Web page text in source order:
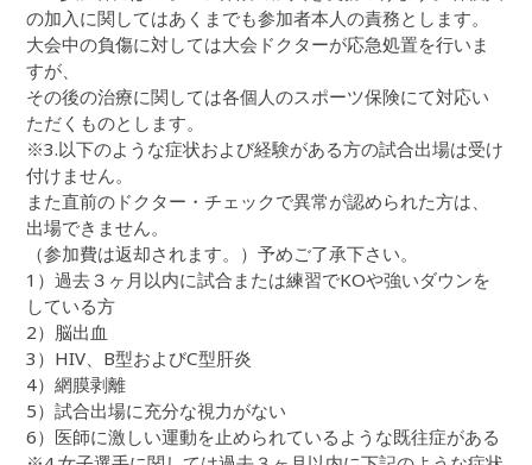
の加入に関してはあくまでも参加者本人の責務とします。
大会中の負傷に対しては大会ドクターが応急処置を行いま
すが、
その後の治療に関しては各個人のスポーツ保険にて対応い
ただくものとします。
※3.以下のような症状および経験がある方の試合出場は受け
付けません。
また直前のドクター・チェックで異常が認められた方は、
出場できません。
（参加費は返却されます。）予めご了承下さい。
1）過去３ヶ月以内に試合または練習でKOや強いダウンを
している方
2）脳出血
3）HIV、B型およびC型肝炎
4）網膜剥離
5）試合出場に充分な視力がない
6）医師に激しい運動を止められているような既往症がある